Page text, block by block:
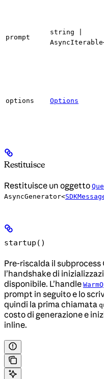
prompt
string |
options Options
Restituisce
Restituisce un oggetto
AsyncGenerator<
startup()
Pre-riscalda il
l’handshake di
disponibile. L’handle
prompt in seguito e lo
quindi la prima chiamata
costo di generazione e
inline.